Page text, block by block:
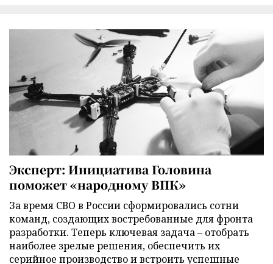
Эксперт: Инициатива Головина
поможет «народному ВПК»
За время СВО в России сформировались сотни
команд, создающих востребованные для фронта
разработки. Теперь ключевая задача – отобрать
наиболее зрелые решения, обеспечить их
серийное производство и встроить успешные